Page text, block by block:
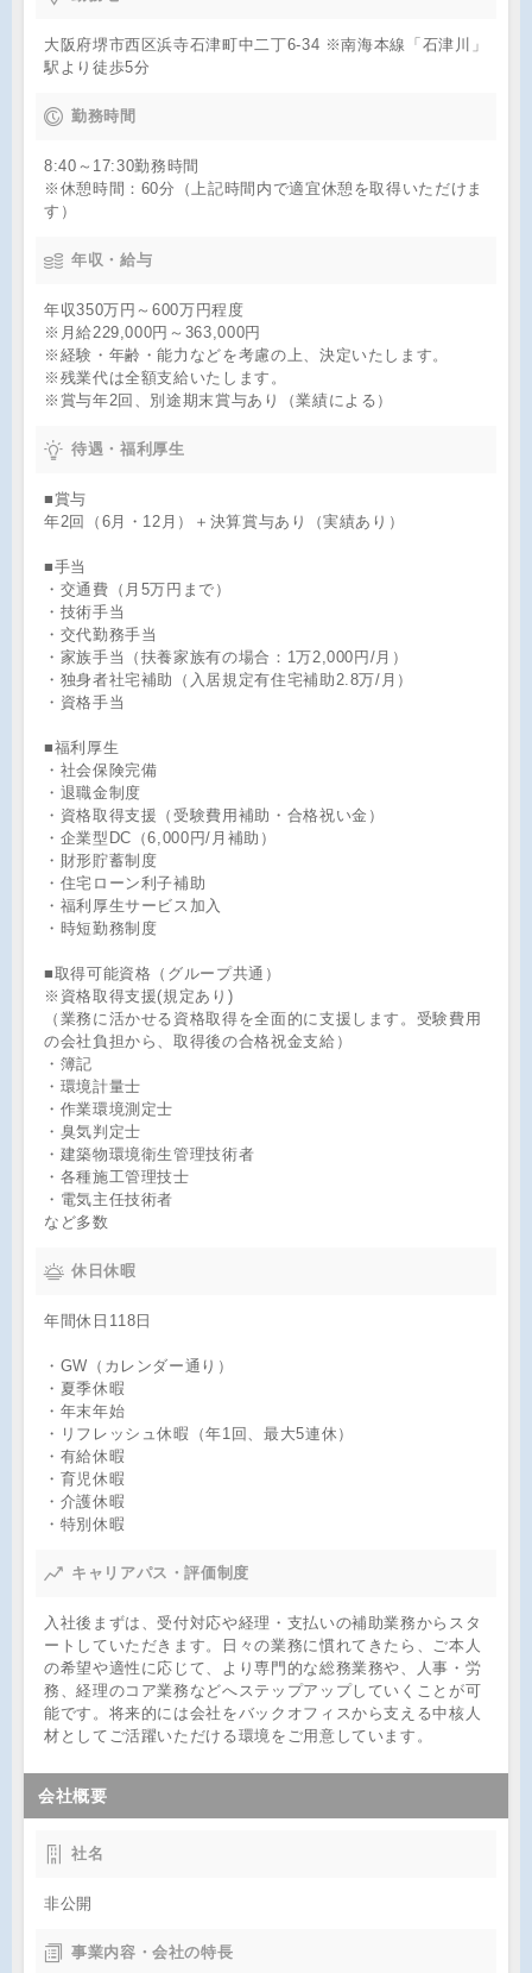
大阪府堺市西区浜寺石津町中二丁6-34 ※南海本線「石津川」
駅より徒歩5分
勤務時間
8:40～17:30勤務時間
※休憩時間：60分（上記時間内で適宜休憩を取得いただけま
す）
年収・給与
年収350万円～600万円程度
※月給229,000円～363,000円
※経験・年齢・能力などを考慮の上、決定いたします。
※残業代は全額支給いたします。
※賞与年2回、別途期末賞与あり（業績による）
待遇・福利厚生
■賞与
年2回（6月・12月）＋決算賞与あり（実績あり）
■手当
・交通費（月5万円まで）
・技術手当
・交代勤務手当
・家族手当（扶養家族有の場合：1万2,000円/月）
・独身者社宅補助（入居規定有住宅補助2.8万/月）
・資格手当
■福利厚生
・社会保険完備
・退職金制度
・資格取得支援（受験費用補助・合格祝い金）
・企業型DC（6,000円/月補助）
・財形貯蓄制度
・住宅ローン利子補助
・福利厚生サービス加入
・時短勤務制度
■取得可能資格（グループ共通）
※資格取得支援(規定あり)
（業務に活かせる資格取得を全面的に支援します。受験費用
の会社負担から、取得後の合格祝金支給）
・簿記
・環境計量士
・作業環境測定士
・臭気判定士
・建築物環境衛生管理技術者
・各種施工管理技士
・電気主任技術者
など多数
休日休暇
年間休日118日
・GW（カレンダー通り）
・夏季休暇
・年末年始
・リフレッシュ休暇（年1回、最大5連休）
・有給休暇
・育児休暇
・介護休暇
・特別休暇
キャリアパス・評価制度
入社後まずは、受付対応や経理・支払いの補助業務からスタ
ートしていただきます。日々の業務に慣れてきたら、ご本人
の希望や適性に応じて、より専門的な総務業務や、人事・労
務、経理のコア業務などへステップアップしていくことが可
能です。将来的には会社をバックオフィスから支える中核人
材としてご活躍いただける環境をご用意しています。
会社概要
社名
非公開
事業内容・会社の特長